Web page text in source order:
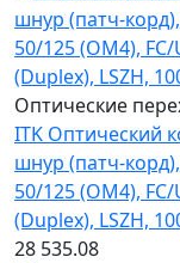
Оптические
ITK Оптический
шнур (патч-
50/125 (OM4),
(Duplex), LSZH,
28 535.08